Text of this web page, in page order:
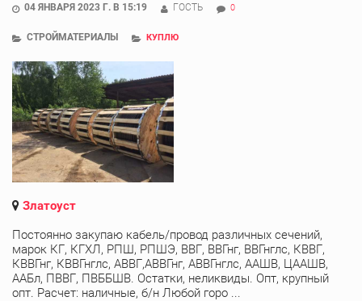
04 ЯНВАРЯ 2023 Г. В 15:19 ГОСТЬ 0
СТРОЙМАТЕРИАЛЫ КУПЛЮ
Златоуст
Постоянно закупаю кабель/провод различных сечений,
марок КГ, КГХЛ, РПШ, РПШЭ, ВВГ, ВВГнг, ВВГнглс, КВВГ,
КВВГнг, КВВГнглс, АВВГ,АВВГнг, АВВГнглс, ААШВ, ЦААШВ,
ААБл, ПВВГ, ПВББШВ. Остатки, неликвиды. Опт, крупный
опт. Расчет: наличные, б/н Любой горо ...